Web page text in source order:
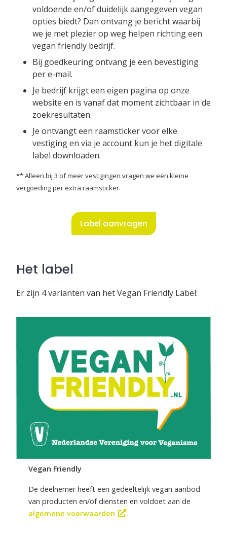
voldoende en/of duidelijk aangegeven vegan
opties biedt? Dan ontvang je bericht waarbij
we je met plezier op weg helpen richting een
vegan friendly bedrijf.
Bij goedkeuring ontvang je een bevestiging
per e-mail.
Je bedrijf krijgt een eigen pagina op onze
website en is vanaf dat moment zichtbaar in de
zoekresultaten.
Je ontvangt een raamsticker voor elke
vestiging en via je account kun je het digitale
label downloaden.
** Alleen bij 3 of meer vestigingen vragen we een kleine
vergoeding per extra raamsticker.
Label aanvragen
Het label
Er zijn 4 varianten van het Vegan Friendly Label:
Vegan Friendly
De deelnemer heeft een gedeeltelijk vegan aanbod
van producten en/of diensten en voldoet aan de
algemene voorwaarden
.